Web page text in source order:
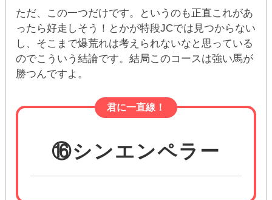
ただ、この一つだけです。というのも正直これがあ
ったら好走しそう！とかが特段JCでは見つからない
し、そこまで爆荒れは考えられないなと思っている
のでこういう結論です。結局このコースは強い馬が
勝つんですよ。
君に一直線！
⑯シンエンペラー